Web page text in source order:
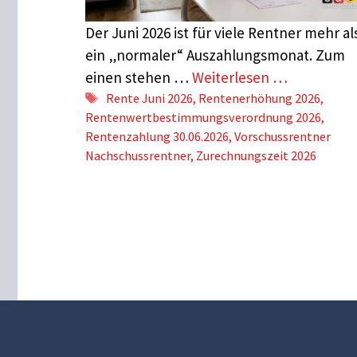
Der Juni 2026 ist für viele Rentner mehr
ein „normaler“ Auszahlungsmonat. Zum
einen stehen … Weiterlesen …
Schlagwörter
Rente Juni 2026, Rentenerhöhung 2026,
Rentenwertbestimmungsverordnung 2026,
Rentenzahlung 30.06.2026, Vorschussrentner
Nachschussrentner, Zurechnungszeit 2026